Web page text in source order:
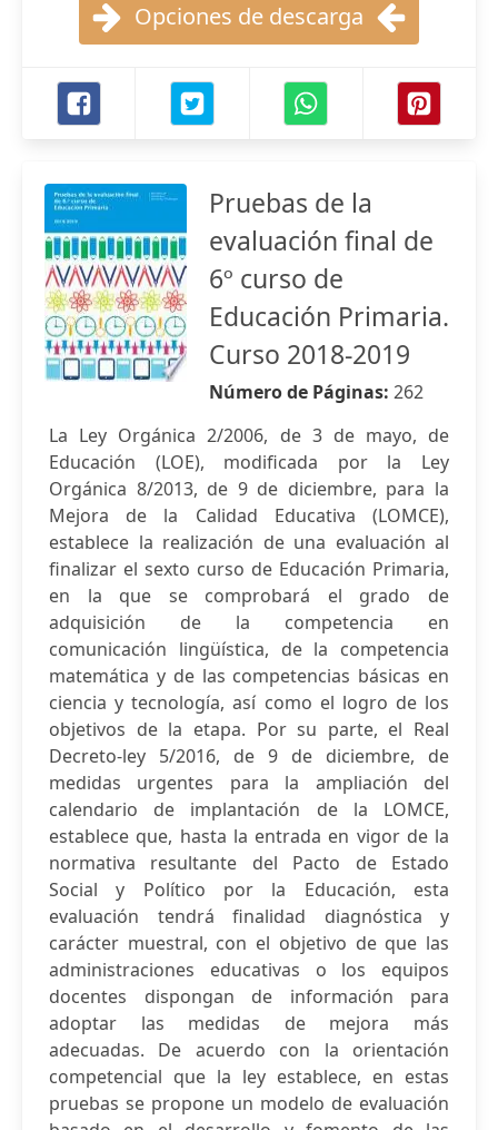
Opciones de descarga
Pruebas de la
evaluación final de
6º curso de
Educación Primaria.
Curso 2018-2019
Número de Páginas: 262
La Ley Orgánica 2/2006, de 3 de mayo, de
Educación (LOE), modificada por la Ley
Orgánica 8/2013, de 9 de diciembre, para la
Mejora de la Calidad Educativa (LOMCE),
establece la realización de una evaluación al
finalizar el sexto curso de Educación Primaria,
en la que se comprobará el grado de
adquisición de la competencia en
comunicación lingüística, de la competencia
matemática y de las competencias básicas en
ciencia y tecnología, así como el logro de los
objetivos de la etapa. Por su parte, el Real
Decreto-ley 5/2016, de 9 de diciembre, de
medidas urgentes para la ampliación del
calendario de implantación de la LOMCE,
establece que, hasta la entrada en vigor de la
normativa resultante del Pacto de Estado
Social y Político por la Educación, esta
evaluación tendrá finalidad diagnóstica y
carácter muestral, con el objetivo de que las
administraciones educativas o los equipos
docentes dispongan de información para
adoptar las medidas de mejora más
adecuadas. De acuerdo con la orientación
competencial que la ley establece, en estas
pruebas se propone un modelo de evaluación